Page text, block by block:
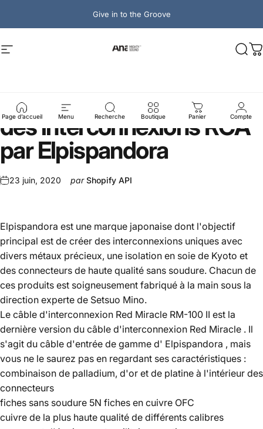
Give in to the Groove
Navigation Ana Mighty Sound
Page d’accueil Menu Recherche Boutique Panier Compte
Red Miracle
l'essence
desinterconnexionsRCA
parElpispandora
23 juin, 2020 parShopify API
Elpispandora est une marque japonaise dont l'objectif
principal est de créer des interconnexions uniques avec
divers métaux précieux, une isolation en soie de Kyoto et
des connecteurs de haute qualité sans soudure. Chacun de
ces produits est soigneusement fabriqué à la main sous la
direction experte de Setsuo Mino.
Le câble d'interconnexion Red Miracle RM-100 II est la
dernière version du câble d'interconnexion Red Miracle . Il
s'agit du câble d'entrée de gamme d' Elpispandora , mais
vous ne le saurez pas en regardant ses caractéristiques :
combinaison de palladium, d'or et de platine à l'intérieur des
connecteurs
fiches sans soudure 5N fiches en cuivre OFC
cuivre de la plus haute qualité de différents calibres